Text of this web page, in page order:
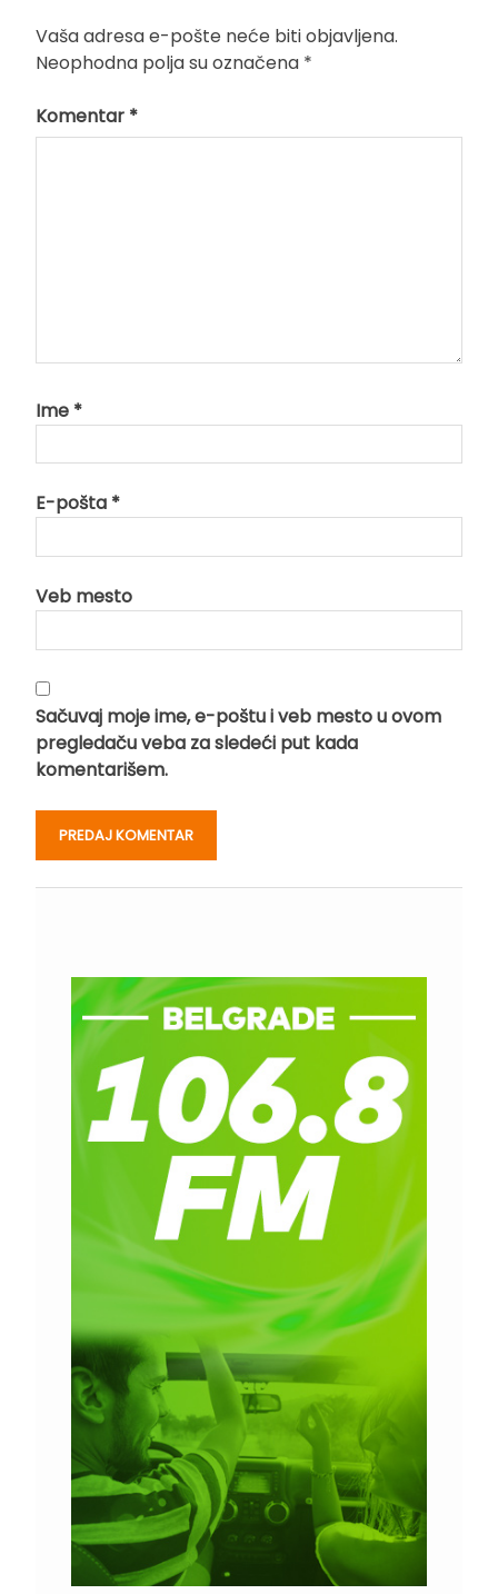
Vaša adresa e-pošte neće biti objavljena.
Neophodna polja su označena *
Komentar *
Ime *
E-pošta *
Veb mesto
Sačuvaj moje ime, e-poštu i veb mesto u ovom
pregledaču veba za sledeći put kada
komentarišem.